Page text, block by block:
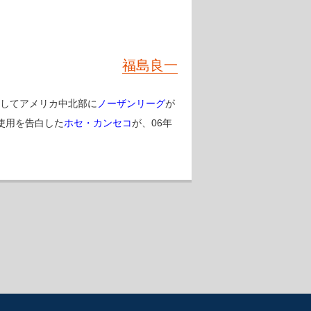
福島良一
てアメリカ中北部に ノーザンリーグが
用を告白したホセ・カンセコが、06年